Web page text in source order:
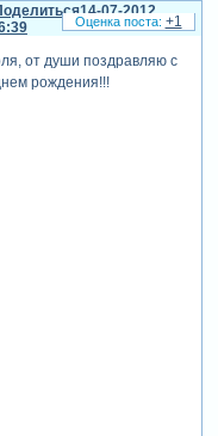
14-07-2012
от души поздравляю с
рождения!!!
+1